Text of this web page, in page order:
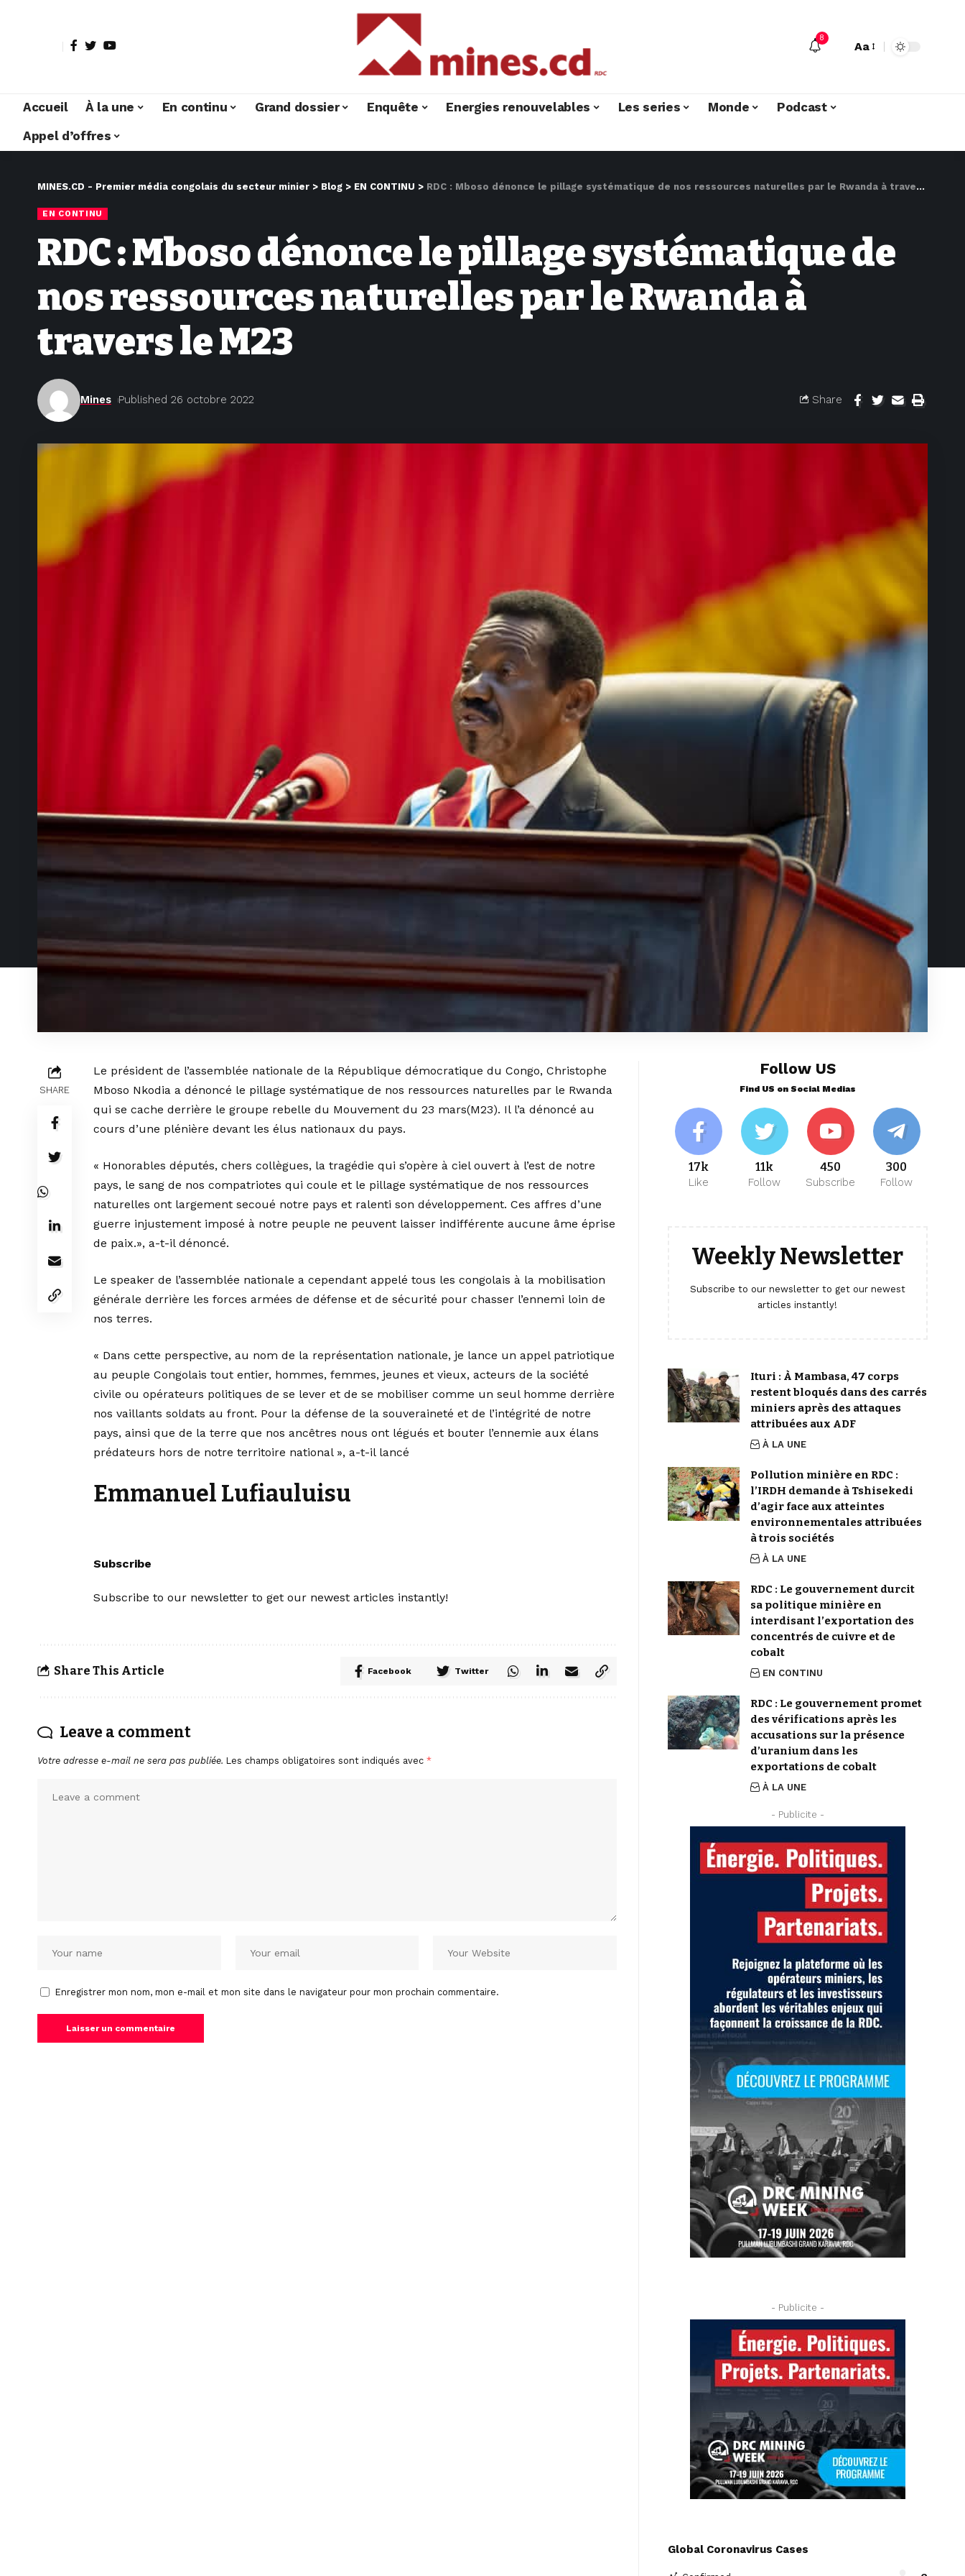
8
Aa
Accueil À la une En continu Grand dossier Enquête Energies renouvelables Les series Monde
Podcast
Appel d’offres
MINES.CD - Premier média congolais du secteur minier > Blog > EN CONTINU > RDC : Mboso dénonce le pillage systématique de nos ressources naturelles par le Rwanda à travers le M23
EN CONTINU
RDC : Mboso dénonce le pillage systématique de
nos ressources naturelles par le Rwanda à
travers le M23
Mines Published 26 octobre 2022 Share
SHARE
Le président de l’assemblée nationale de la République démocratique du Congo, Christophe
Mboso Nkodia a dénoncé le pillage systématique de nos ressources naturelles par le Rwanda
qui se cache derrière le groupe rebelle du Mouvement du 23 mars(M23). Il l’a dénoncé au
cours d’une plénière devant les élus nationaux du pays.
« Honorables députés, chers collègues, la tragédie qui s’opère à ciel ouvert à l’est de notre
pays, le sang de nos compatriotes qui coule et le pillage systématique de nos ressources
naturelles ont largement secoué notre pays et ralenti son développement. Ces affres d’une
guerre injustement imposé à notre peuple ne peuvent laisser indifférente aucune âme éprise
de paix.», a-t-il dénoncé.
Le speaker de l’assemblée nationale a cependant appelé tous les congolais à la mobilisation
générale derrière les forces armées de défense et de sécurité pour chasser l’ennemi loin de
nos terres.
« Dans cette perspective, au nom de la représentation nationale, je lance un appel patriotique
au peuple Congolais tout entier, hommes, femmes, jeunes et vieux, acteurs de la société
civile ou opérateurs politiques de se lever et de se mobiliser comme un seul homme derrière
nos vaillants soldats au front. Pour la défense de la souveraineté et de l’intégrité de notre
pays, ainsi que de la terre que nos ancêtres nous ont légués et bouter l’ennemie aux élans
prédateurs hors de notre territoire national », a-t-il lancé
Emmanuel Lufiauluisu
Subscribe
Subscribe to our newsletter to get our newest articles instantly!
Share This Article Facebook Twitter
Leave a comment
Votre adresse e-mail ne sera pas publiée. Les champs obligatoires sont indiqués avec *
Enregistrer mon nom, mon e-mail et mon site dans le navigateur pour mon prochain commentaire.
Follow US
Find US on Social Medias
17k
Like
11k
Follow
450
Subscribe
300
Follow
Weekly Newsletter
Subscribe to our newsletter to get our newest
articles instantly!
Ituri : À Mambasa, 47 corps
restent bloqués dans des carrés
miniers après des attaques
attribuées aux ADF
À LA UNE
Pollution minière en RDC :
l’IRDH demande à Tshisekedi
d’agir face aux atteintes
environnementales attribuées
à trois sociétés
À LA UNE
RDC : Le gouvernement durcit
sa politique minière en
interdisant l’exportation des
concentrés de cuivre et de
cobalt
EN CONTINU
RDC : Le gouvernement promet
des vérifications après les
accusations sur la présence
d’uranium dans les
exportations de cobalt
À LA UNE
- Publicite -
- Publicite -
Global Coronavirus Cases